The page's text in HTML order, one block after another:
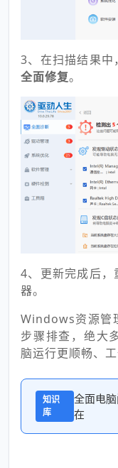
3、在扫描结果中
全面修复。
4、更新完成后，
器。
Windows资源管
步骤排查，绝大
脑运行更顺畅、工
知识
库
全面电
在